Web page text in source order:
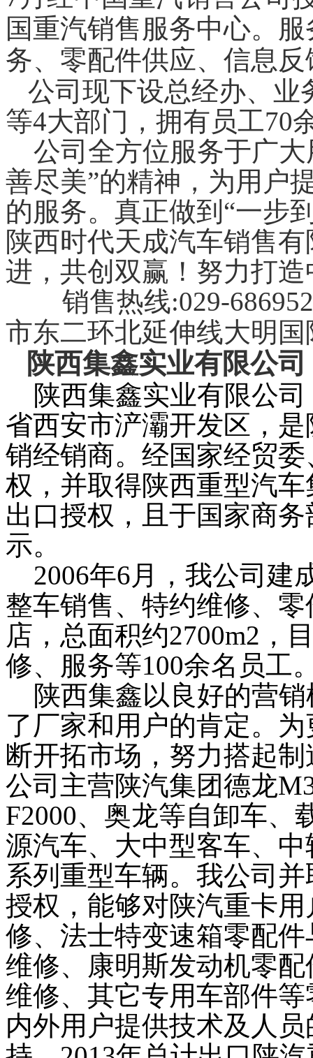
国重汽销售服务中心。
务、零配件供应、信息
公司现下设总经办、业
等4大部门，拥有员工70
公司全方位服务于广
善尽美”的精神，为用户
的服务。真正做到 “一步
陕西时代天成汽车销售
进，共创双赢！努力打
销售热线:029-
市东二环北延伸线大明
陕西集鑫实业有限公司
陕西集鑫实业有限公
省西安市浐灞开发区，
销经销商。经国家经贸
权，并取得陕西重型汽
出口授权，且于国家商
示。
2006年6月，我公司建
整车销售、特约维修、
店，总面积约2700m2 ，
修、服务等100余名员工
陕西集鑫以良好的营
了厂家和用户的肯定。
断开拓市场，努力搭起
公司主营陕汽集团德龙
F2000、奥龙等自卸车、
源汽车、大中型客车、
系列重型车辆。我公司
授权，能够对陕汽重卡
修、法士特变速箱零配
维修、康明斯发动机零
维修、其它专用车部件
内外用户提供技术及人